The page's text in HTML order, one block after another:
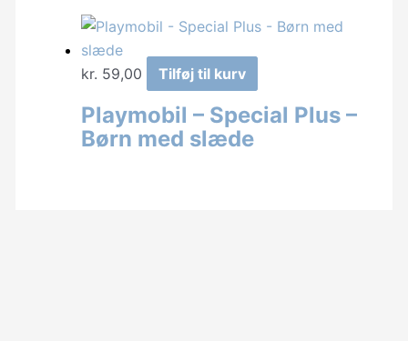
kr. 59,00 Tilføj til kurv
Playmobil – Special Plus –
Børn med slæde